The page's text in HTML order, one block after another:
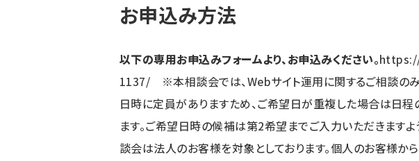
お申込み方法
以下の専用お申込みフォームより、お申込みください。
1137/ ※本相談会では、Webサイト運用に関するご相談
日時に定員がありますため、ご希望日が重複した場合は日
ます。ご希望日時の候補は第2希望までご入力いただきます
談会は法人のお客様を対象としております。個人のお客様か